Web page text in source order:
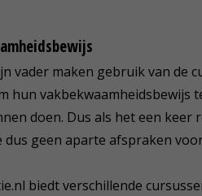
vader maken gebruik van de
hun vakbekwaamheidsbewijs
doen. Dus als het een
dus geen aparte afspraken
biedt verschillende